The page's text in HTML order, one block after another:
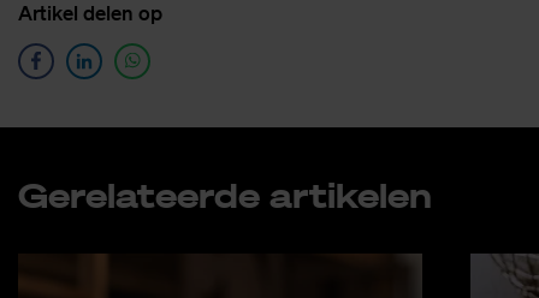
Ar­ti­kel de­len op
Ge­re­la­teer­de ar­ti­ke­len